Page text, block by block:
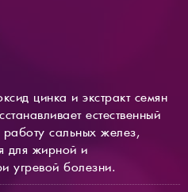
цинка и экстракт семян
естественный
сальных желез,
для жирной и
угревой болезни.